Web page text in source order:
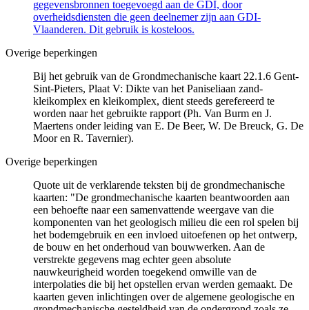
gegevensbronnen toegevoegd aan de GDI, door
overheidsdiensten die geen deelnemer zijn aan GDI-
Vlaanderen. Dit gebruik is kosteloos.
Overige beperkingen
Bij het gebruik van de Grondmechanische kaart 22.1.6 Gent-
Sint-Pieters, Plaat V: Dikte van het Paniseliaan zand-
kleikomplex en kleikomplex, dient steeds gerefereerd te
worden naar het gebruikte rapport (Ph. Van Burm en J.
Maertens onder leiding van E. De Beer, W. De Breuck, G. De
Moor en R. Tavernier).
Overige beperkingen
Quote uit de verklarende teksten bij de grondmechanische
kaarten: "De grondmechanische kaarten beantwoorden aan
een behoefte naar een samenvattende weergave van die
komponenten van het geologisch milieu die een rol spelen bij
het bodemgebruik en een invloed uitoefenen op het ontwerp,
de bouw en het onderhoud van bouwwerken. Aan de
verstrekte gegevens mag echter geen absolute
nauwkeurigheid worden toegekend omwille van de
interpolaties die bij het opstellen ervan werden gemaakt. De
kaarten geven inlichtingen over de algemene geologische en